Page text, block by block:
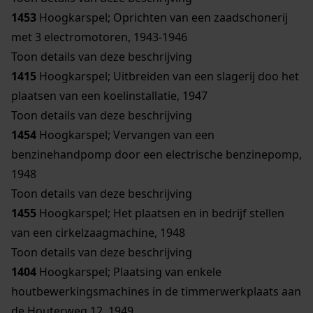
1453 Hoogkarspel; Oprichten van een zaadschonerij
met 3 electromotoren, 1943-1946
Toon details van deze beschrijving
1415 Hoogkarspel; Uitbreiden van een slagerij doo het
plaatsen van een koelinstallatie, 1947
Toon details van deze beschrijving
1454 Hoogkarspel; Vervangen van een
benzinehandpomp door een electrische benzinepomp,
1948
Toon details van deze beschrijving
1455 Hoogkarspel; Het plaatsen en in bedrijf stellen
van een cirkelzaagmachine, 1948
Toon details van deze beschrijving
1404 Hoogkarspel; Plaatsing van enkele
houtbewerkingsmachines in de timmerwerkplaats aan